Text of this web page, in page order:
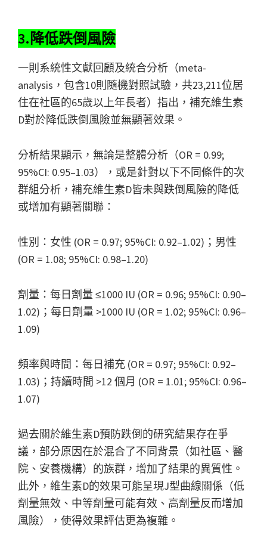
3.降低跌倒風險
一則系統性文獻回顧及統合分析（meta-
analysis，包含10則隨機對照試驗，共23,211位居
住在社區的65歲以上年長者）指出，補充維生素
D對於降低跌倒風險並無顯著效果。
分析結果顯示，無論是整體分析（OR = 0.99;
95%CI: 0.95–1.03），或是針對以下不同條件的次
群組分析，補充維生素D皆未與跌倒風險的降低
或增加有顯著關聯：
性別：女性 (OR = 0.97; 95%CI: 0.92–1.02)；男性
(OR = 1.08; 95%CI: 0.98–1.20)
劑量：每日劑量 ≤1000 IU (OR = 0.96; 95%CI: 0.90–
1.02)；每日劑量 >1000 IU (OR = 1.02; 95%CI: 0.96–
1.09)
頻率與時間：每日補充 (OR = 0.97; 95%CI: 0.92–
1.03)；持續時間 >12 個月 (OR = 1.01; 95%CI: 0.96–
1.07)
過去關於維生素D預防跌倒的研究結果存在爭
議，部分原因在於混合了不同背景（如社區、醫
院、安養機構）的族群，增加了結果的異質性。
此外，維生素D的效果可能呈現J型曲線關係（低
劑量無效、中等劑量可能有效、高劑量反而增加
風險），使得效果評估更為複雜。